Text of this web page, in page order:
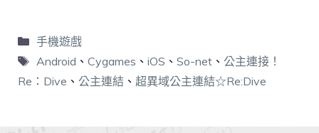
手機遊戲
Android 、 Cygames 、 iOS 、 So-net、 公主連接！
Re：Dive 、 公主連結 、 超異域公主連結☆Re:Dive